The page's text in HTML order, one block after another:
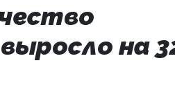
на